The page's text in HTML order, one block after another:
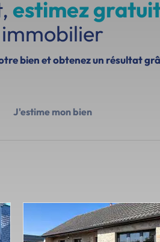
estimez
immobilier
bien et obtenez un résultat
J'estime mon bien